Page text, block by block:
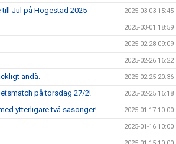
Jul på Högestad 2025 2025-03-03 15:45
2025-03-01 18:59
2025-02-28 09:09
2025-02-26 16:22
ändå. 2025-02-25 20:36
på torsdag 27/2! 2025-02-25 16:18
ytterligare två säsonger! 2025-01-17 10:00
2025-01-16 10:00